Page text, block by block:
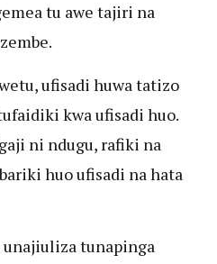
tu awe tajiri na
ufisadi huwa tatizo
kwa ufisadi huo.
ni ndugu, rafiki na
huo ufisadi na hata
tunapinga